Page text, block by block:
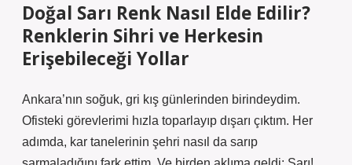
Doğal Sarı Renk Nasıl Elde Edilir?
Renklerin Sihri ve Herkesin
Erişebileceği Yollar
Ankara’nın soğuk, gri kış günlerinden birindeydim.
Ofisteki görevlerimi hızla toparlayıp dışarı çıktım. Her
adımda, kar tanelerinin şehri nasıl da sarıp